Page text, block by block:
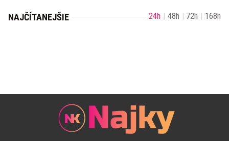
NAJČÍTANEJŠIE 24h 48h 72h 168h